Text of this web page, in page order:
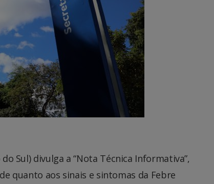
Sul) divulga a “Nota Técnica Informativa”,
quanto aos sinais e sintomas da Febre